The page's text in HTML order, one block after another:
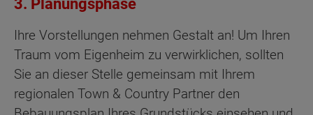
3. Planungsphase
Ihre Vorstellungen nehmen Gestalt an! Um Ihren
Traum vom Eigenheim zu verwirklichen, sollten
Sie an dieser Stelle gemeinsam mit Ihrem
regionalen Town & Country Partner den